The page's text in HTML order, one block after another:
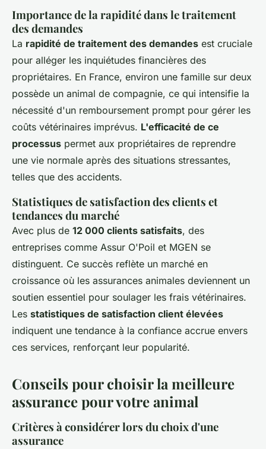
Importance de la rapidité dans le traitement
des demandes
La rapidité de traitement des demandes est cruciale
pour alléger les inquiétudes financières des
propriétaires. En France, environ une famille sur deux
possède un animal de compagnie, ce qui intensifie la
nécessité d'un remboursement prompt pour gérer les
coûts vétérinaires imprévus. L'efficacité de ce
processus permet aux propriétaires de reprendre
une vie normale après des situations stressantes,
telles que des accidents.
Statistiques de satisfaction des clients et
tendances du marché
Avec plus de 12 000 clients satisfaits, des
entreprises comme Assur O'Poil et MGEN se
distinguent. Ce succès reflète un marché en
croissance où les assurances animales deviennent un
soutien essentiel pour soulager les frais vétérinaires.
Les statistiques de satisfaction client élevées
indiquent une tendance à la confiance accrue envers
ces services, renforçant leur popularité.
Conseils pour choisir la meilleure
assurance pour votre animal
Critères à considérer lors du choix d'une
assurance